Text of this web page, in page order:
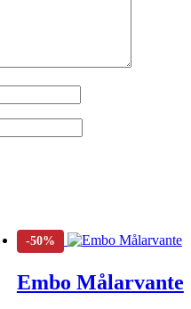
Embo Målarvante